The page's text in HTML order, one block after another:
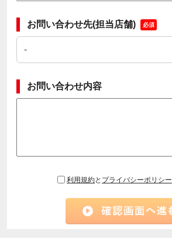
お問い合わせ先(担当店舗) 必須
お問い合わせ内容
利用規約と プライバシーポリシー